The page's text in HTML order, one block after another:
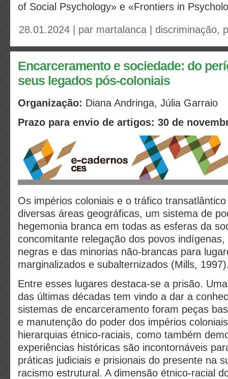
of Social Psychology» e «Frontiers in
28.01.2024 | par martalanca discriminação,
Encarceramento e sociedade: do
seus legados pós-coloniais
Organização: Diana Andringa, Júlia Garraio
Prazo para envio de artigos: 30 de
Os impérios coloniais e o tráfico
diversas áreas geográficas, um sistema de
hegemonia branca em todas as esferas da
concomitante relegação dos povos
negras e das minorias não-brancas para
marginalizados e subalternizados (Mills,
Entre esses lugares destaca-se a prisão.
das últimas décadas tem vindo a dar a
sistemas de encarceramento foram peças
e manutenção do poder dos impérios
hierarquias étnico-raciais, como também
experiências históricas são incontornáveis
práticas judiciais e prisionais do presente na
racismo estrutural. A dimensão étnico-racial